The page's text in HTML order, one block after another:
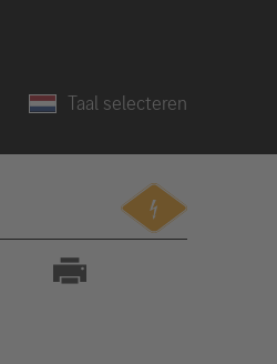
Taal selecteren